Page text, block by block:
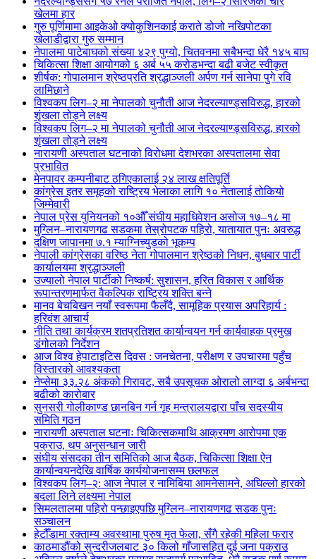
खेलमा हार
गुरु पूर्णिमामा आइकेओ क्योकुशिनकाई कराते डोजो नखिपोटका
खेलाडीद्वारा गुरु सम्मान
नेपालमा पाटेबाघको संख्या ४२९ पुग्यो, चितवनमा सबैभन्दा धेरै १४५ बाघ
चिकित्सा शिक्षा आयोगको ६ अर्ब ५५ करोडभन्दा बढी बजेट स्वीकृत
शीर्षक: गोपालमान श्रेष्ठप्रति श्रद्धाञ्जली अर्पण गर्न सानेपा पुगे रवि
लामिछाने
विश्वकप लिग–२ मा नेपालको चुनौती आज नेदरल्याण्ड्सविरुद्ध, हारको
शृंखला तोड्ने लक्ष्य
विश्वकप लिग–२ मा नेपालको चुनौती आज नेदरल्याण्ड्सविरुद्ध, हारको
शृंखला तोड्ने लक्ष्य
नारायणी अस्पताल घटनाको विरोधमा देशभरका अस्पतालमा सेवा
प्रभावित
मेनपावर कम्पनीबाट ठगिएकालाई २४ लाख क्षतिपूर्ति
कांग्रेस इतर समूहको राष्ट्रिय भेलाका लागि १० नेतालाई तोकियो
जिम्मेवारी
नेपाल प्रेस युनियनको १०औँ संघीय महाधिवेशन असोज १७–१८ मा
मुग्लिन–नारायणगढ सडकमा तेस्रोपटक पहिरो, यातायात पुनः अवरुद्ध
दक्षिण जापानमा ७.१ म्याग्निच्युडको भूकम्प
नेपाली कांग्रेसका वरिष्ठ नेता गोपालमान श्रेष्ठको निधन, बुधबार पार्टी
कार्यालयमा श्रद्धाञ्जली
उज्यालो नेपाल पार्टीको निष्कर्ष: सुशासन, हरित विकास र आर्थिक
रूपान्तरणमार्फत वैकल्पिक राष्ट्रिय शक्ति बन्ने
मानव बेचबिखन नयाँ स्वरूपमा फैलँदै, सामूहिक प्रयास अपरिहार्य :
हरिवंश आचार्य
नीति तथा कार्यक्रम शतप्रतिशत कार्यान्वयन गर्न कार्यवाहक प्रमुख
डंगोलको निर्देशन
आज विश्व हेपाटाइटिस दिवस : जनचेतना, परीक्षण र उपचारमा पहुँच
विस्तारको आवश्यकता
नेप्सेमा ३३.२८ अंकको गिरावट, सबै उपसूचक ओरालो लाग्दा ६ अर्बभन्दा
बढीको कारोबार
सुनसरी गोलीकाण्ड छानबिन गर्न गृह मन्त्रालयद्वारा पाँच सदस्यीय
समिति गठन
नारायणी अस्पताल घटनाः चिकित्सकमाथि आक्रमण आरोपमा एक
पक्राउ, थप अनुसन्धान जारी
संघीय संसदका तीन समितिको आज बैठक, चिकित्सा शिक्षा ऐन
कार्यान्वयनदेखि वार्षिक कार्ययोजनासम्म छलफल
विश्वकप लिग–२: आज नेपाल र नामिबिया आमनेसामने, अघिल्लो हारको
बदला लिने लक्ष्यमा नेपाल
सिमलतालमा पहिरो पन्छाइएपछि मुग्लिन–नारायणगढ सडक पुनः
सञ्चालन
हेटौँडामा रक्ताम्य अवस्थामा पुरुष मृत फेला, सँगै रहेकी महिला फरार
काठमाडौंको सुन्दरीजलबाट ३० किलो गाँजासहित दुई जना पक्राउ